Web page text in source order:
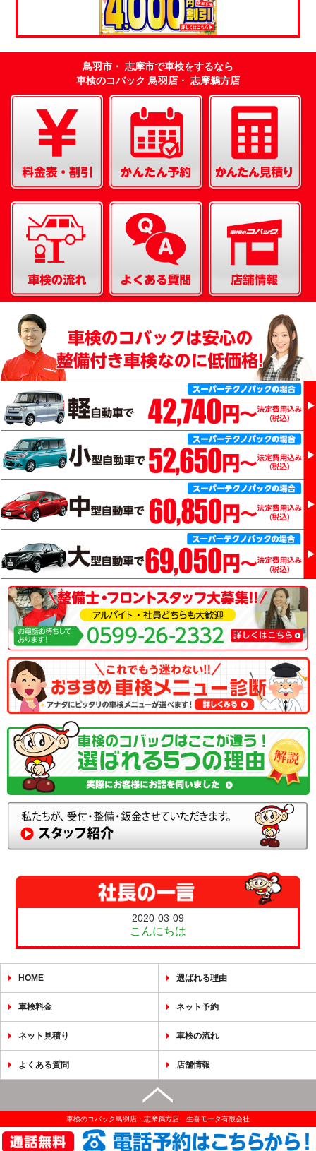
鳥羽市・ 志摩市で車検をするなら
車検のコバック 鳥羽店・ 志摩鵜方店
2020-03-09
こんにちは
HOME 選ばれる理由
車検料金 ネット予約
ネット見積り 車検の流れ
よくある質問 店舗情報
車検のコバック鳥羽店・志摩鵜方店 生喜モータ有限会社